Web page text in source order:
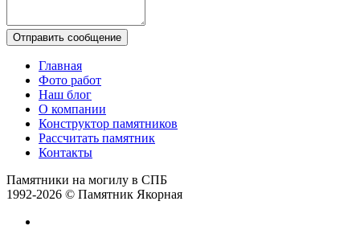
Отправить сообщение
Главная
Фото работ
Наш блог
О компании
Конструктор памятников
Рассчитать памятник
Контакты
Памятники на могилу в СПБ
1992-2026 © Памятник Якорная